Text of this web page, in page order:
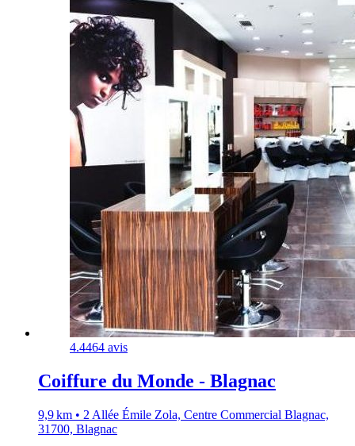
4.4464 avis
Coiffure du Monde - Blagnac
9,9 km • 2 Allée Émile Zola, Centre Commercial Blagnac,
31700, Blagnac